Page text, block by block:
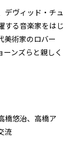
デヴィッド・チュ
する音楽家をはじ
美術家のロバー
ーンズらと親しく
橋悠治、高橋ア
流